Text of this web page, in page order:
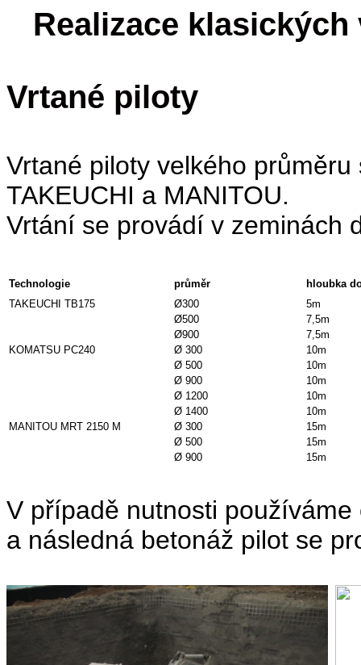
Realizace
Vrtané piloty
Vrtané piloty velkého
TAKEUCHI a MANITOU.
Vrtání se provádí v zeminách
Technologie průměr
hloubka
TAKEUCHI TB175
Ø300
5m
Ø500
7,5m
Ø900
7,5m
KOMATSU PC240
Ø 300
10m
Ø 500
10m
Ø 900
10m
Ø 1200
10m
Ø 1400
10m
MANITOU MRT 2150 M
Ø 300
15m
Ø 500
15m
Ø 900
15m
V případě nutnosti
a následná betonáž pilot se